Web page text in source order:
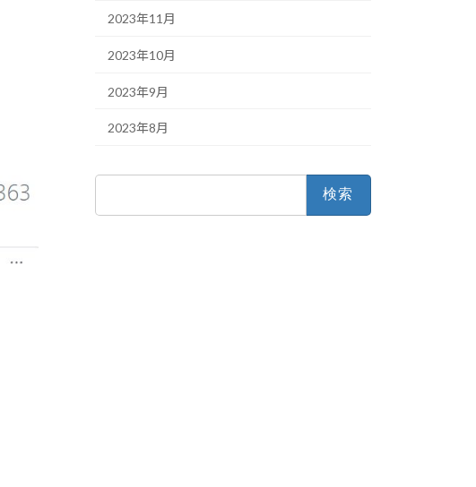
2023年11月
2023年10月
2023年9月
2023年8月